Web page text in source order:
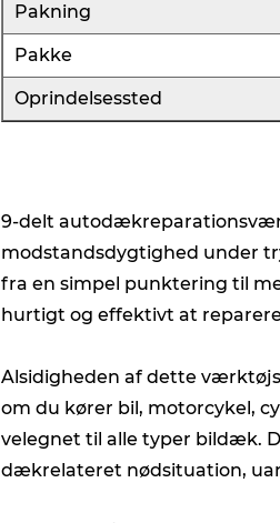
Pakning
Pakke
Oprindelsessted
9-delt
modstandsdygtighed under
fra en simpel punktering til
hurtigt og effektivt at
Alsidigheden af ​​dette
om du kører bil, motorcykel,
velegnet til alle typer bildæk.
dækrelateret nødsituation,